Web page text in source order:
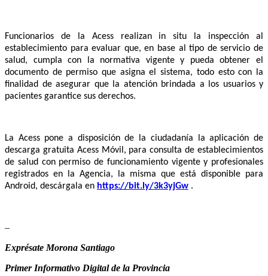
Funcionarios de la Acess realizan in situ la inspección al
establecimiento para evaluar que, en base al tipo de servicio de
salud, cumpla con la normativa vigente y pueda obtener el
documento de permiso que asigna el sistema, todo esto con la
finalidad de asegurar que la atención brindada a los usuarios y
pacientes garantice sus derechos.
La Acess pone a disposición de la ciudadanía la aplicación de
descarga gratuita Acess Móvil, para consulta de establecimientos
de salud con permiso de funcionamiento vigente y profesionales
registrados en la Agencia, la misma que está disponible para
Android, descárgala en https://bit.ly/3k3yjGw .
–
Exprésate Morona Santiago
Primer Informativo Digital de la Provincia